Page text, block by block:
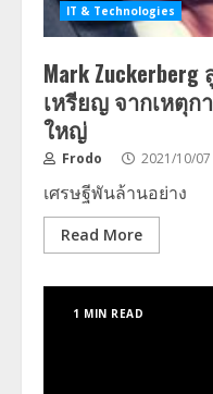
IT & Technologies
Mark
เหรียญ จากเหตุก
ใหญ่
Frodo 2021/10/07
เศรษฐีพันล้านอย่าง
Read More
1 MIN READ